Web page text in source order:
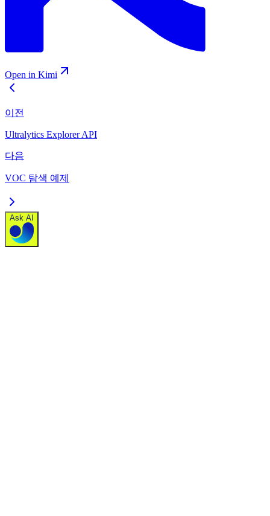
Open in Kimi
이전
Ultralytics Explorer API
다음
VOC 탐색 예제
Ask AI